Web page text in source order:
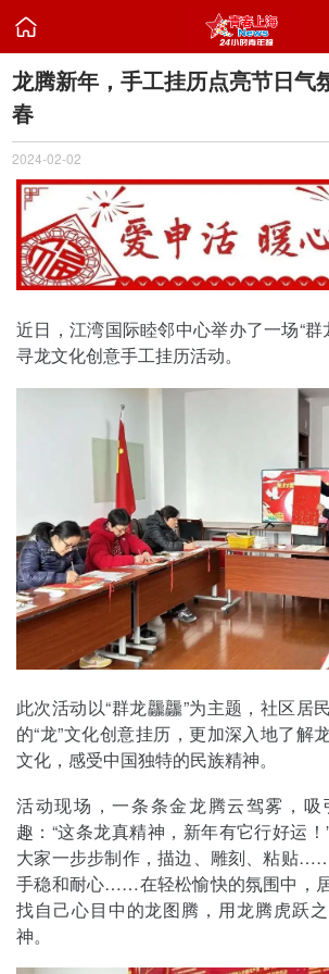

龙腾新年，手工挂历点亮节日气
春
2024-02-02
近日，江湾国际睦邻中心举办了一场“群
寻龙文化创意手工挂历活动。
此次活动以“群龙龘龘”为主题，社区居
的“龙”文化创意挂历，更加深入地了解
文化，感受中国独特的民族精神。
活动现场，一条条金龙腾云驾雾，
趣：“这条龙真精神，新年有它行好运
大家一步步制作，描边、雕刻、粘贴
手稳和耐心……在轻松愉快的氛围中，
找自己心目中的龙图腾，用龙腾虎跃
神。